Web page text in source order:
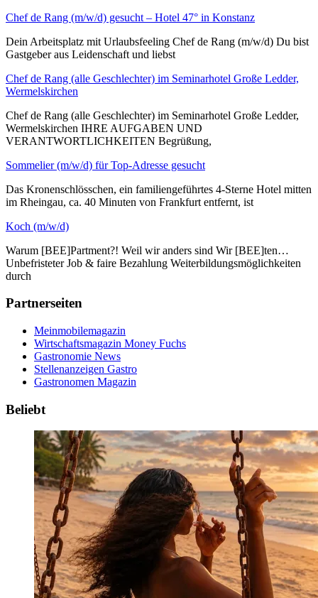
Chef de Rang (m/w/d) gesucht – Hotel 47° in Konstanz
Dein Arbeitsplatz mit Urlaubsfeeling Chef de Rang (m/w/d) Du bist
Gastgeber aus Leidenschaft und liebst
Chef de Rang (alle Geschlechter) im Seminarhotel Große Ledder,
Wermelskirchen
Chef de Rang (alle Geschlechter) im Seminarhotel Große Ledder,
Wermelskirchen IHRE AUFGABEN UND
VERANTWORTLICHKEITEN Begrüßung,
Sommelier (m/w/d) für Top-Adresse gesucht
Das Kronenschlösschen, ein familiengeführtes 4-Sterne Hotel mitten
im Rheingau, ca. 40 Minuten von Frankfurt entfernt, ist
Koch (m/w/d)
Warum [BEE]Partment?! Weil wir anders sind Wir [BEE]ten…
Unbefristeter Job & faire Bezahlung Weiterbildungsmöglichkeiten
durch
Partnerseiten
Meinmobilemagazin
Wirtschaftsmagazin Money Fuchs
Gastronomie News
Stellenanzeigen Gastro
Gastronomen Magazin
Beliebt